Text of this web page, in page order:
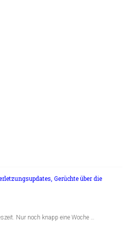
Gerüchte über die
Nur noch knapp eine Woche …